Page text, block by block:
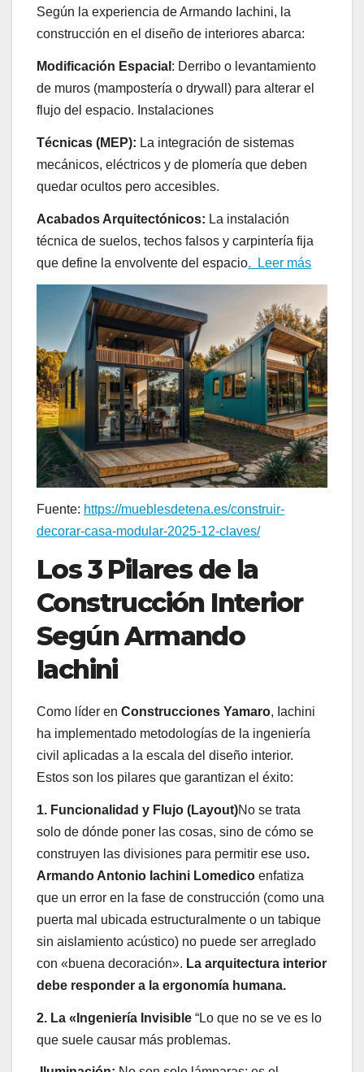
Según la experiencia de Armando Iachini, la
construcción en el diseño de interiores abarca:
Modificación Espacial : Derribo o levantamiento
de muros (mampostería o drywall) para alterar el
flujo del espacio. Instalaciones
Técnicas (MEP): La integración de sistemas
mecánicos, eléctricos y de plomería que deben
quedar ocultos pero accesibles.
Acabados Arquitectónicos: La instalación
técnica de suelos, techos falsos y carpintería fija
que define la envolvente del espacio. Leer más
Fuente: https://mueblesdetena.es/construir-
decorar-casa-modular-2025-12-claves/
Los 3 Pilares de la
Construcción Interior
Según Armando
Iachini
Como líder en Construcciones Yamaro, Iachini
ha implementado metodologías de la ingeniería
civil aplicadas a la escala del diseño interior.
Estos son los pilares que garantizan el éxito:
1. Funcionalidad y Flujo (Layout)No se trata
solo de dónde poner las cosas, sino de cómo se
construyen las divisiones para permitir ese uso.
Armando Antonio Iachini Lomedico enfatiza
que un error en la fase de construcción (como una
puerta mal ubicada estructuralmente o un tabique
sin aislamiento acústico) no puede ser arreglado
con «buena decoración». La arquitectura interior
debe responder a la ergonomía humana.
2. La «Ingeniería Invisible “Lo que no se ve es lo
que suele causar más problemas.